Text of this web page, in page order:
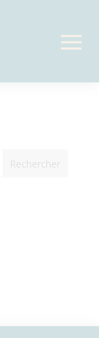
Rechercher